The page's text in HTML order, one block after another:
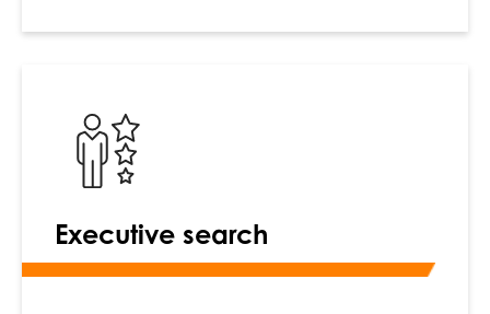
Executive search